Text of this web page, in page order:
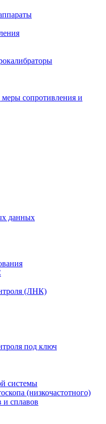
сопротивления и
данных
(ЛНК)
под ключ
системы
(низкочастотного)
и сплавов